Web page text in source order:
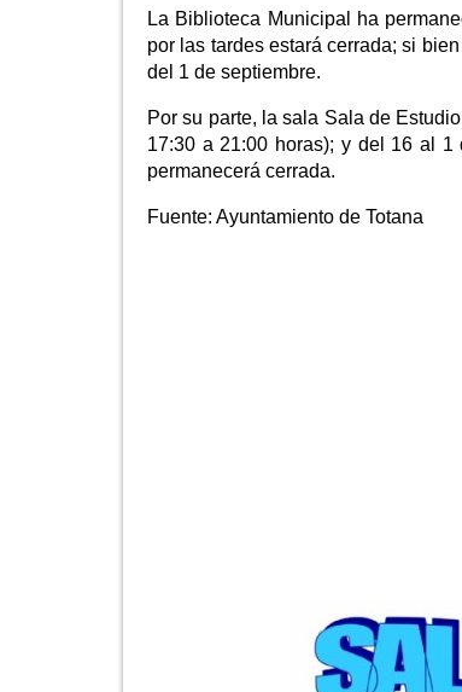
La Biblioteca Municipal ha
por las tardes estará cerrada; si
del 1 de septiembre.
Por su parte, la sala Sala de
17:30 a 21:00 horas); y del 16 al
permanecerá cerrada.
Fuente: Ayuntamiento de Totana